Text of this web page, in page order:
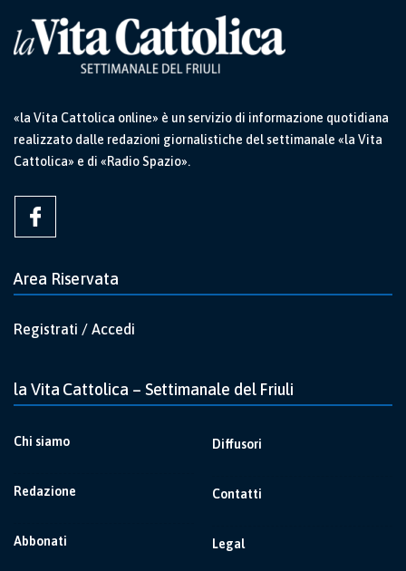
«la Vita Cattolica online» è un servizio di informazione quotidiana
realizzato dalle redazioni giornalistiche del settimanale «la Vita
Cattolica» e di «Radio Spazio».
Area Riservata
Registrati / Accedi
la Vita Cattolica – Settimanale del Friuli
Chi siamo
Redazione
Abbonati
Diffusori
Contatti
Legal